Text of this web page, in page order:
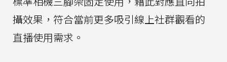
攝效果，符合當前更多吸引線上社群觀看的
直播使用需求。